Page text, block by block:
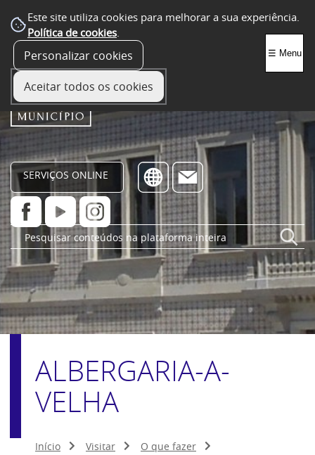
Este site utiliza cookies para melhorar a sua experiência.
Política de cookies.
Personalizar cookies
Aceitar todos os cookies
SERVIÇOS ONLINE
☰ Menu
ALBERGARIA-A-
VELHA
Início Visitar
O que fazer